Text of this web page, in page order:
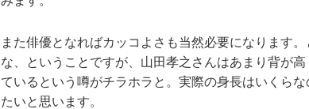
また俳優となればカッコよさも当然必要になります
な、ということですが、山田孝之さんはあまり背が
ているという噂がチラホラと。実際の身長はいくら
たいと思います。